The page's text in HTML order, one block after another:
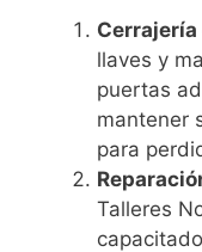
llaves y
puertas
mantener
para
Talleres